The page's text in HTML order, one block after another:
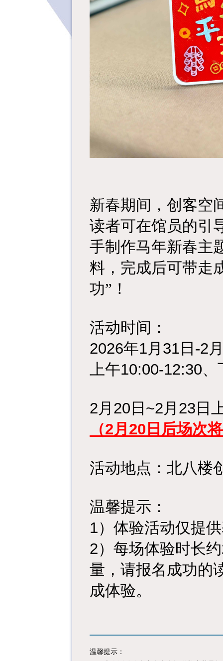
新春期间，创客空
读者可在馆员的引
手制作马年新春主
料，完成后可带走
功”！
活动时间：
2026年1月31日-2
上午10:00-12:30
2月20日~2月23日
（2月20日后场次
活动地点：北八楼
温馨提示：
1）体验活动仅提
2）每场体验时长
量，请报名成功的
成体验。
温馨提示：